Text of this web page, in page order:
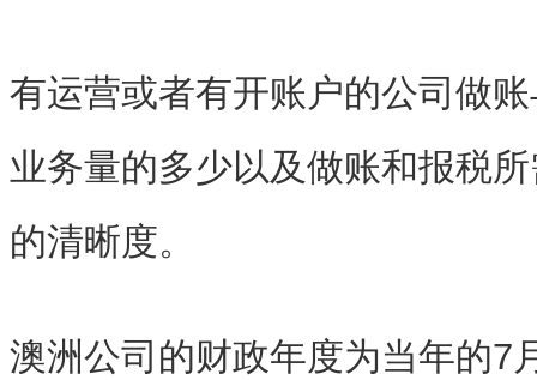
有运营或者有开账户的公司做
业务量的多少以及做账和报税
的清晰度。
澳洲公司的财政年度为当年的7